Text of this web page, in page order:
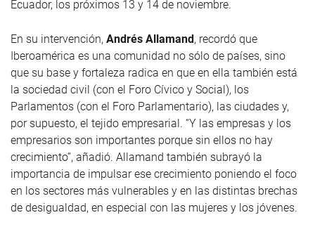
Ecuador, los próximos 13 y 14 de noviembre.
En su intervención, Andrés Allamand , recordó que
Iberoamérica es una comunidad no sólo de países, sino
que su base y fortaleza radica en que en ella también está
la sociedad civil (con el Foro Cívico y Social), los
Parlamentos (con el Foro Parlamentario), las ciudades y,
por supuesto, el tejido empresarial. “Y las empresas y los
empresarios son importantes porque sin ellos no hay
crecimiento”, añadió. Allamand también subrayó la
importancia de impulsar ese crecimiento poniendo el foco
en los sectores más vulnerables y en las distintas brechas
de desigualdad, en especial con las mujeres y los jóvenes.